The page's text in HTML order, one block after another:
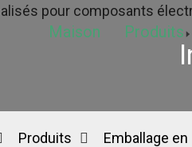
Maison Produits
Produits
Emballage